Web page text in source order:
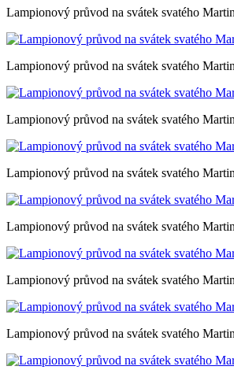
Lampionový průvod na svátek svatého
Lampionový průvod na svátek svatého
Lampionový průvod na svátek svatého
Lampionový průvod na svátek svatého
Lampionový průvod na svátek svatého
Lampionový průvod na svátek svatého
Lampionový průvod na svátek svatého